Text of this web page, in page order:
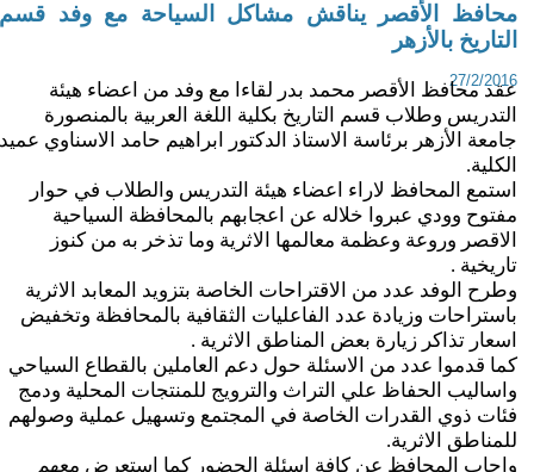
الأقصر يناقش مشاكل السياحة مع وفد قسم
بالأزهر
27/2/
محافظ الأقصر محمد بدر لقاءا مع وفد من اعضاء هيئة
وطلاب قسم التاريخ بكلية اللغة العربية بالمنصورة
الأزهر برئاسة الاستاذ الدكتور ابراهيم حامد الاسناوي عميد
المحافظ لاراء اعضاء هيئة التدريس والطلاب في حوار
وودي عبروا خلاله عن اعجابهم بالمحافظة السياحية
وروعة وعظمة معالمها الاثرية وما تذخر به من كنوز
.
الوفد عدد من الاقتراحات الخاصة بتزويد المعابد الاثرية
وزيادة عدد الفاعليات الثقافية بالمحافظة وتخفيض
تذاكر زيارة بعض المناطق الاثرية .
قدموا عدد من الاسئلة حول دعم العاملين بالقطاع السياحي
الحفاظ علي التراث والترويج للمنتجات المحلية ودمج
ذوي القدرات الخاصة في المجتمع وتسهيل عملية وصولهم
الاثرية.
المحافظ عن كافة اسئلة الحضور كما استعرض معهم